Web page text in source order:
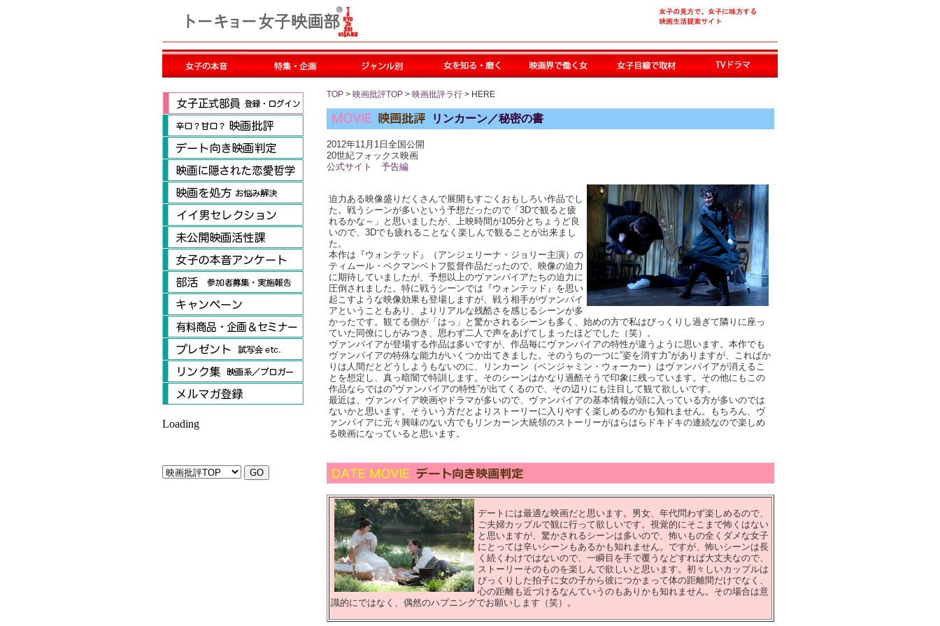
Loading
TOP > 映画批評TOP > 映画批評ラ行 > HERE
リンカーン／秘密の書
2012年11月1日全国公開
20世紀フォックス映画
公式サイト
予告編
迫力ある映像盛りだくさんで展開もすごくおもしろい作品でし
た。戦うシーンが多いという予想だったので「3Dで観ると疲
れるかな～」と思いましたが、上映時間が105分とちょうど良
いので、3Dでも疲れることなく楽しんで観ることが出来まし
た。
本作は『ウォンテッド』（アンジェリーナ・ジョリー主演）の
ティムール・ベクマンベトフ監督作品だったので、映像の迫力
に期待していましたが、予想以上のヴァンパイアたちの迫力に
圧倒されました。特に戦うシーンでは『ウォンテッド』を思い
起こすような映像効果も登場しますが、戦う相手がヴァンパイ
アということもあり、よりリアルな残酷さを感じるシーンが多
かったです。観てる側が「はっ」と驚かされるシーンも多く、始めの方で私はびっくりし過ぎて隣りに座っ
ていた同僚にしがみつき、思わず二人で声をあげてしまったほどでした（笑）。
ヴァンパイアが登場する作品は多いですが、作品毎にヴァンパイアの特性が違うように思います。本作でも
ヴァンパイアの特殊な能力がいくつか出てきました。そのうちの一つに”姿を消す力”がありますが、こればか
りは人間だとどうしようもないのに、リンカーン（ベンジャミン・ウォーカー）はヴァンパイアが消えるこ
とを想定し、真っ暗闇で特訓します。そのシーンはかなり過酷そうで印象に残っています。その他にもこの
作品ならではの”ヴァンパイアの特性”が出てくるので、その辺りにも注目して観て欲しいです。
最近は、ヴァンパイア映画やドラマが多いので、ヴァンパイアの基本情報が頭に入っている方が多いのでは
ないかと思います。そういう方だとよりストーリーに入りやすく楽しめるのかも知れません。もちろん、ヴ
ァンパイアに元々興味のない方でもリンカーン大統領のストーリーがはらはらドキドキの連続なので楽しめ
る映画になっていると思います。
デートには最適な映画だと思います。男女、年代問わず楽しめるので、
ご夫婦カップルで観に行って欲しいです。視覚的にそこまで怖くはない
と思いますが、驚かされるシーンは多いので、怖いもの全くダメな女子
にとっては辛いシーンもあるかも知れません。ですが、怖いシーンは長
く続くわけではないので、一瞬目を手で覆うなどすれば大丈夫なので、
ストーリーそのものを楽しんで欲しいと思います。初々しいカップルは
びっくりした拍子に女の子から彼につかまって体の距離間だけでなく、
心の距離も近づけるなんていうのもありかも知れません。その場合は意
識的にではなく、偶然のハプニングでお願いします（笑）。